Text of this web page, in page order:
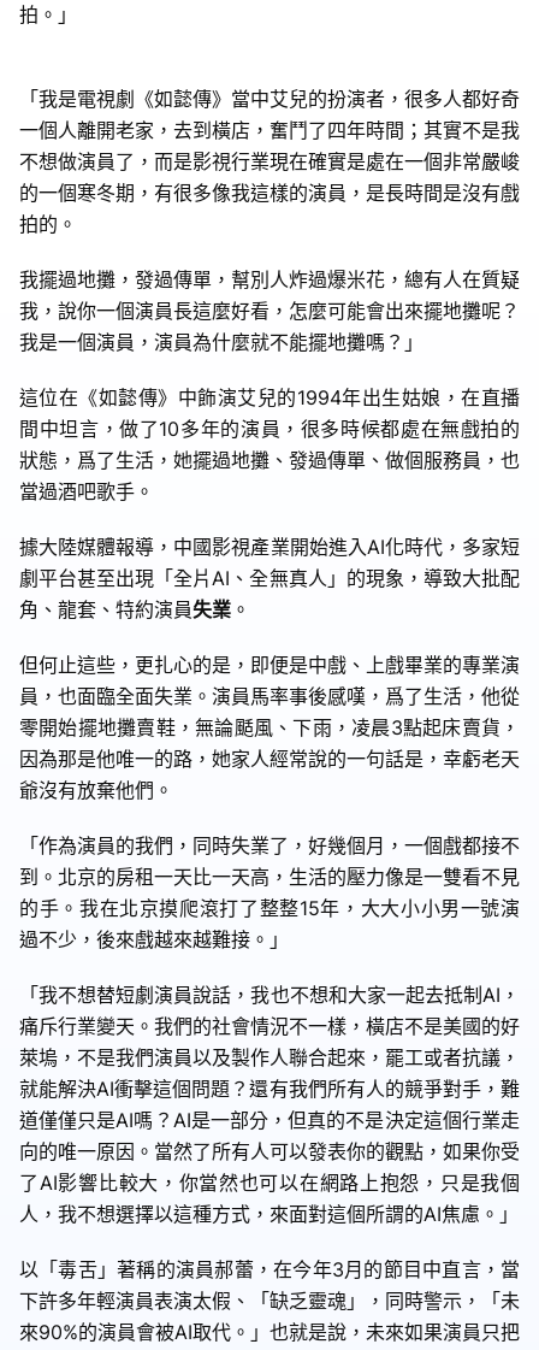
拍。」
「我是電視劇《如懿傳》當中艾兒的扮演者，很多人都好奇
一個人離開老家，去到橫店，奮鬥了四年時間；其實不是我
不想做演員了，而是影視行業現在確實是處在一個非常嚴峻
的一個寒冬期，有很多像我這樣的演員，是長時間是沒有戲
拍的。
我擺過地攤，發過傳單，幫別人炸過爆米花，總有人在質疑
我，說你一個演員長這麼好看，怎麼可能會出來擺地攤呢？
我是一個演員，演員為什麼就不能擺地攤嗎？」
這位在《如懿傳》中飾演艾兒的1994年出生姑娘，在直播
間中坦言，做了10多年的演員，很多時候都處在無戲拍的
狀態，爲了生活，她擺過地攤、發過傳單、做個服務員，也
當過酒吧歌手。
據大陸媒體報導，中國影視產業開始進入AI化時代，多家短
劇平台甚至出現「全片AI、全無真人」的現象，導致大批配
角、龍套、特約演員失業 。
但何止這些，更扎心的是，即便是中戲、上戲畢業的專業演
員，也面臨全面失業。演員馬率事後感嘆，爲了生活，他從
零開始擺地攤賣鞋，無論颳風、下雨，凌晨3點起床賣貨，
因為那是他唯一的路，她家人經常說的一句話是，幸虧老天
爺沒有放棄他們。
「作為演員的我們，同時失業了，好幾個月，一個戲都接不
到。北京的房租一天比一天高，生活的壓力像是一雙看不見
的手。我在北京摸爬滾打了整整15年，大大小小男一號演
過不少，後來戲越來越難接。」
「我不想替短劇演員說話，我也不想和大家一起去抵制AI，
痛斥行業變天。我們的社會情況不一樣，橫店不是美國的好
萊塢，不是我們演員以及製作人聯合起來，罷工或者抗議，
就能解決AI衝擊這個問題？還有我們所有人的競爭對手，難
道僅僅只是AI嗎？AI是一部分，但真的不是決定這個行業走
向的唯一原因。當然了所有人可以發表你的觀點，如果你受
了AI影響比較大，你當然也可以在網路上抱怨，只是我個
人，我不想選擇以這種方式，來面對這個所謂的AI焦慮。」
以「毒舌」著稱的演員郝蕾，在今年3月的節目中直言，當
下許多年輕演員表演太假、「缺乏靈魂」，同時警示，「未
來90%的演員會被AI取代。」也就是說，未來如果演員只把